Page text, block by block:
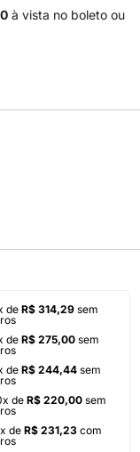
à vista no boleto ou
deR$ 314,29 sem
deR$ 275,00 sem
deR$ 244,44 sem
deR$ 220,00 sem
de R$ 231,23 com